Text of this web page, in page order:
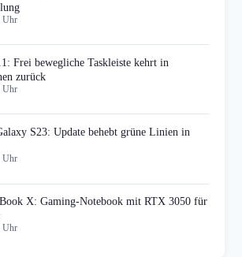
Uhr
Frei bewegliche Taskleiste kehrt in
zurück
Uhr
S23: Update behebt grüne Linien in
Uhr
X: Gaming-Notebook mit RTX 3050 für
Uhr